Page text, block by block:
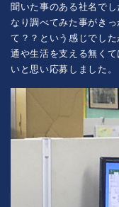
聞いた事のある社名で
なり調べてみた事がき
て？？という感じでし
通や生活を支える無く
いと思い応募しました。